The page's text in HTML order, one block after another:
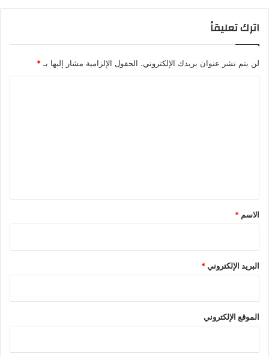
اترك تعليقاً
لن يتم نشر عنوان بريدك الإلكتروني. الحقول الإلزامية مشار إليها بـ *
*
الاسم *
البريد الإلكتروني*
الموقع الإلكتروني